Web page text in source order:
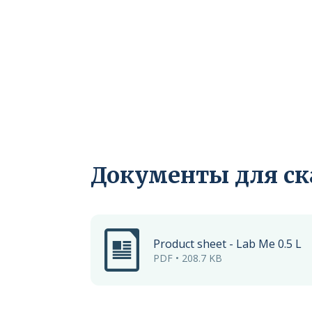
Документы для
Product sheet - Lab Me 0.5 L
PDF • 208.7 KB